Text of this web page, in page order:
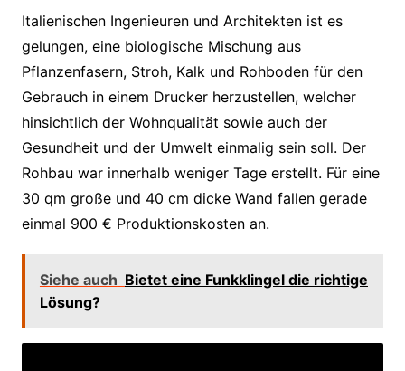
Italienischen Ingenieuren und Architekten ist es
gelungen, eine biologische Mischung aus
Pflanzenfasern, Stroh, Kalk und Rohboden für den
Gebrauch in einem Drucker herzustellen, welcher
hinsichtlich der Wohnqualität sowie auch der
Gesundheit und der Umwelt einmalig sein soll. Der
Rohbau war innerhalb weniger Tage erstellt. Für eine
30 qm große und 40 cm dicke Wand fallen gerade
einmal 900 € Produktionskosten an.
Siehe auch Bietet eine Funkklingel die richtige
Lösung?